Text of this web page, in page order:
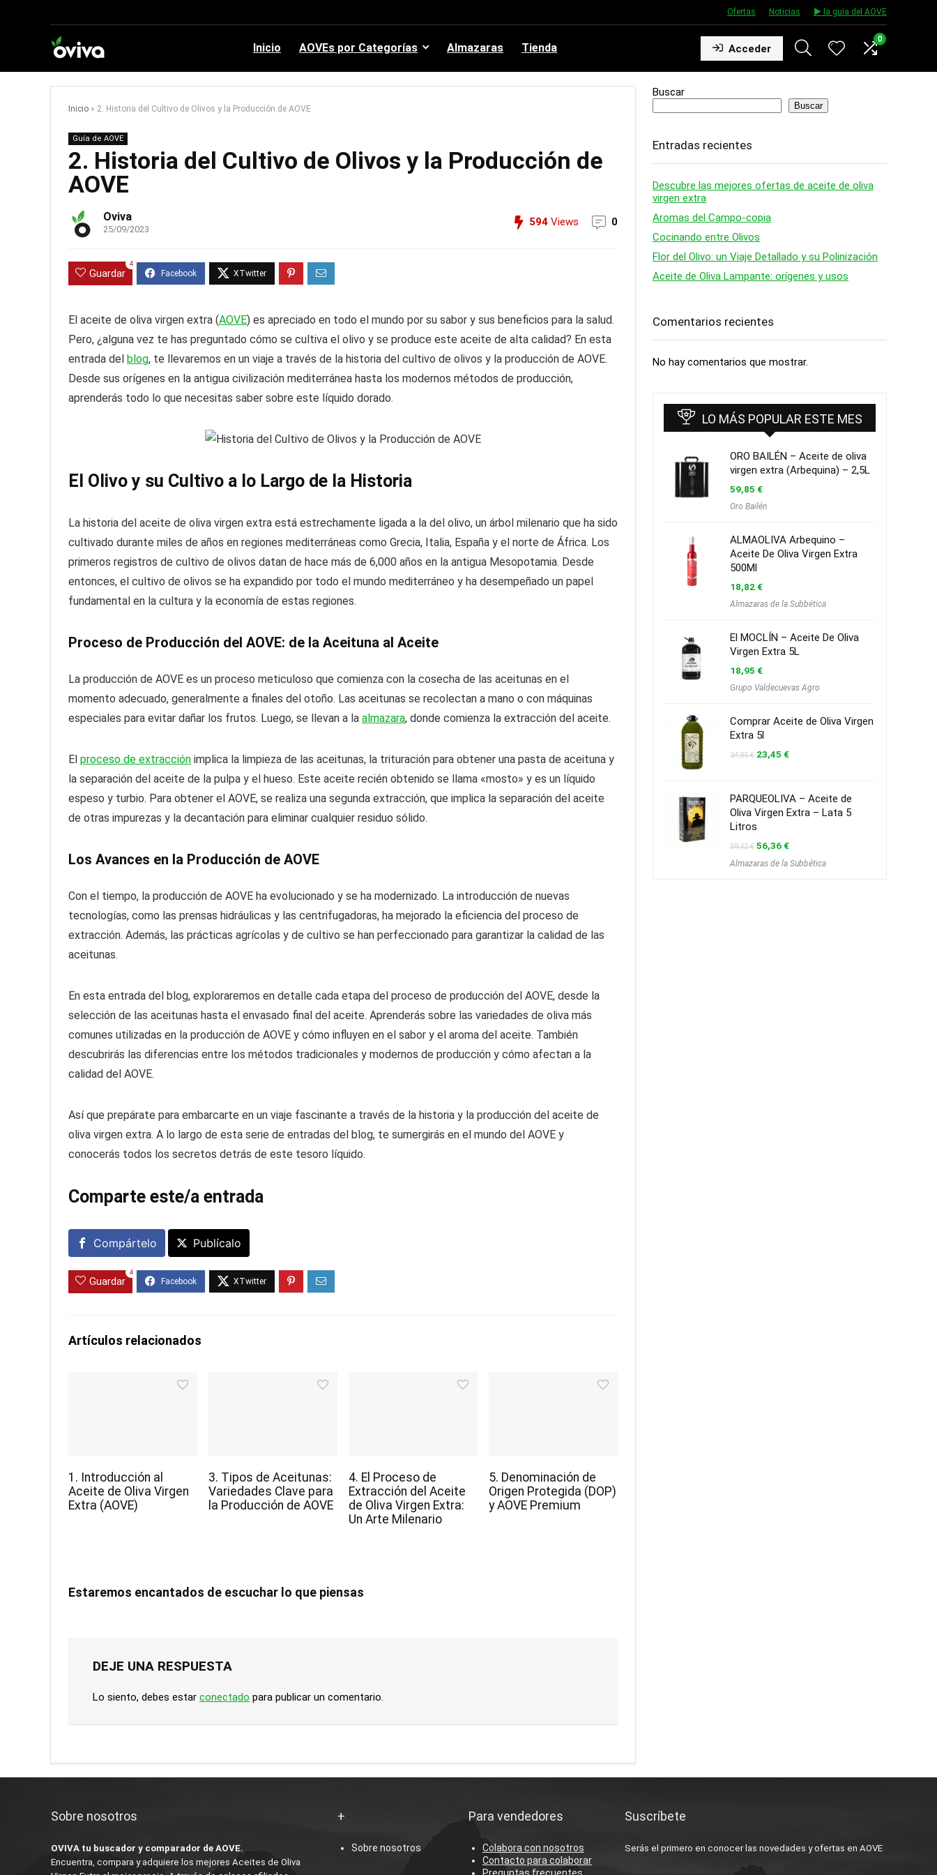
Ofertas Noticias ▶️ la guía del AOVE
Inicio AOVEs por Categorías Almazaras Tienda Acceder
0
Inicio » 2. Historia del Cultivo de Olivos y la Producción de AOVE
Guía de AOVE
2. Historia del Cultivo de Olivos y la Producción de
AOVE
Oviva
25/09/2023
594 Views 0
Guardar
4
El aceite de oliva virgen extra (AOVE) es apreciado en todo el mundo por su sabor y sus beneficios para la salud.
Pero, ¿alguna vez te has preguntado cómo se cultiva el olivo y se produce este aceite de alta calidad? En esta
entrada del blog, te llevaremos en un viaje a través de la historia del cultivo de olivos y la producción de AOVE.
Desde sus orígenes en la antigua civilización mediterránea hasta los modernos métodos de producción,
aprenderás todo lo que necesitas saber sobre este líquido dorado.
El Olivo y su Cultivo a lo Largo de la Historia
La historia del aceite de oliva virgen extra está estrechamente ligada a la del olivo, un árbol milenario que ha sido
cultivado durante miles de años en regiones mediterráneas como Grecia, Italia, España y el norte de África. Los
primeros registros de cultivo de olivos datan de hace más de 6,000 años en la antigua Mesopotamia. Desde
entonces, el cultivo de olivos se ha expandido por todo el mundo mediterráneo y ha desempeñado un papel
fundamental en la cultura y la economía de estas regiones.
Proceso de Producción del AOVE: de la Aceituna al Aceite
La producción de AOVE es un proceso meticuloso que comienza con la cosecha de las aceitunas en el
momento adecuado, generalmente a finales del otoño. Las aceitunas se recolectan a mano o con máquinas
especiales para evitar dañar los frutos. Luego, se llevan a la almazara, donde comienza la extracción del aceite.
El proceso de extracción implica la limpieza de las aceitunas, la trituración para obtener una pasta de aceituna y
la separación del aceite de la pulpa y el hueso. Este aceite recién obtenido se llama «mosto» y es un líquido
espeso y turbio. Para obtener el AOVE, se realiza una segunda extracción, que implica la separación del aceite
de otras impurezas y la decantación para eliminar cualquier residuo sólido.
Los Avances en la Producción de AOVE
Con el tiempo, la producción de AOVE ha evolucionado y se ha modernizado. La introducción de nuevas
tecnologías, como las prensas hidráulicas y las centrifugadoras, ha mejorado la eficiencia del proceso de
extracción. Además, las prácticas agrícolas y de cultivo se han perfeccionado para garantizar la calidad de las
aceitunas.
En esta entrada del blog, exploraremos en detalle cada etapa del proceso de producción del AOVE, desde la
selección de las aceitunas hasta el envasado final del aceite. Aprenderás sobre las variedades de oliva más
comunes utilizadas en la producción de AOVE y cómo influyen en el sabor y el aroma del aceite. También
descubrirás las diferencias entre los métodos tradicionales y modernos de producción y cómo afectan a la
calidad del AOVE.
Así que prepárate para embarcarte en un viaje fascinante a través de la historia y la producción del aceite de
oliva virgen extra. A lo largo de esta serie de entradas del blog, te sumergirás en el mundo del AOVE y
conocerás todos los secretos detrás de este tesoro líquido.
Comparte este/a entrada
Compártelo Publícalo
Guardar
4
Artículos relacionados
1. Introducción al
Aceite de Oliva Virgen
Extra (AOVE)
3. Tipos de Aceitunas:
Variedades Clave para
la Producción de AOVE
4. El Proceso de
Extracción del Aceite
de Oliva Virgen Extra:
Un Arte Milenario
5. Denominación de
Origen Protegida (DOP)
y AOVE Premium
Estaremos encantados de escuchar lo que piensas
DEJE UNA RESPUESTA
Lo siento, debes estar conectado para publicar un comentario.
Buscar
Buscar
Entradas recientes
Descubre las mejores ofertas de aceite de oliva
virgen extra
Aromas del Campo-copia
Cocinando entre Olivos
Flor del Olivo: un Viaje Detallado y su Polinización
Aceite de Oliva Lampante: orígenes y usos
Comentarios recientes
No hay comentarios que mostrar.
LO MÁS POPULAR ESTE MES
ORO BAILÉN – Aceite de oliva
virgen extra (Arbequina) – 2,5L
59,85 €
Oro Bailén
ALMAOLIVA Arbequino –
Aceite De Oliva Virgen Extra
500Ml
18,82€
Almazaras de la Subbética
El MOCLÍN – Aceite De Oliva
Virgen Extra 5L
18,95 €
Grupo Valdecuevas Agro
Comprar Aceite de Oliva Virgen
Extra 5l
34,95€ El
34,95 €.
23,45 €El
23,45 €.
PARQUEOLIVA – Aceite de
Oliva Virgen Extra – Lata 5
Litros
59,42€ El
original
56,36€El
actual
Almazaras de la Subbética
Sobre nosotros
OVIVA tu buscador y comparador de AOVE.
Encuentra, compara y adquiere los mejores Aceites de Oliva
+
Sobre nosotros
Para vendedores
Colabora con nosotros
Contacto para colaborar
Suscríbete
Serás el primero en conocer las novedades y ofertas en AOVE